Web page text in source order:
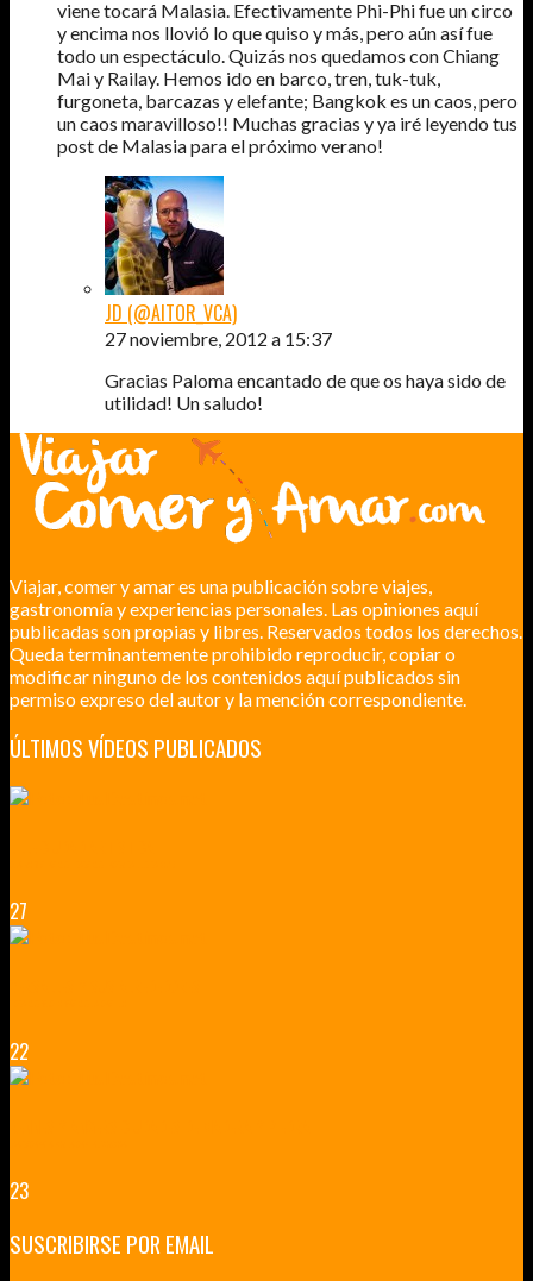
viene tocará Malasia. Efectivamente Phi-Phi fue un circo
y encima nos llovió lo que quiso y más, pero aún así fue
todo un espectáculo. Quizás nos quedamos con Chiang
Mai y Railay. Hemos ido en barco, tren, tuk-tuk,
furgoneta, barcazas y elefante; Bangkok es un caos, pero
un caos maravilloso!! Muchas gracias y ya iré leyendo tus
post de Malasia para el próximo verano!
JD (@AITOR_VCA)
27 noviembre, 2012 a 15:37
Gracias Paloma encantado de que os haya sido de
utilidad! Un saludo!
Viajar, comer y amar es una publicación sobre viajes,
gastronomía y experiencias personales. Las opiniones aquí
publicadas son propias y libres. Reservados todos los derechos.
Queda terminantemente prohibido reproducir, copiar o
modificar ninguno de los contenidos aquí publicados sin
permiso expreso del autor y la mención correspondiente.
ÚLTIMOS VÍDEOS PUBLICADOS
27
22
23
SUSCRIBIRSE POR EMAIL